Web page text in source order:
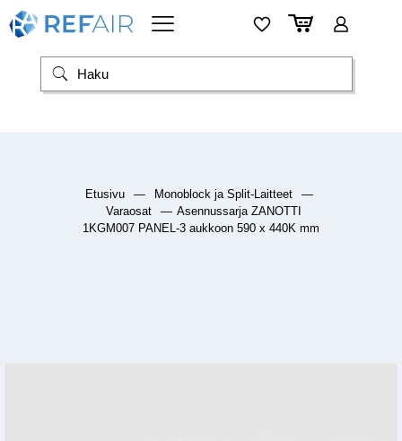
Etusivu — Monoblock ja Split-Laitteet
—
Varaosat
— Asennussarja ZANOTTI
1KGM007 PANEL-3 aukkoon 590 x 440K mm